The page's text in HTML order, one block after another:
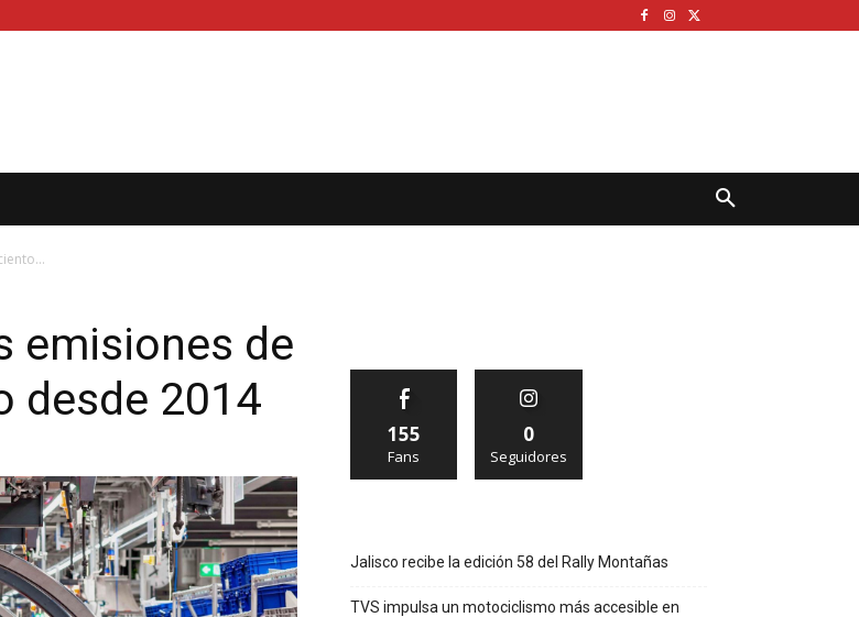
emisiones de
desde 2014
155
Fans
0
Seguidores
Jalisco recibe la edición 58 del Rally Montañas
TVS impulsa un motociclismo más accesible en